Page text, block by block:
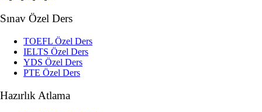
Sınav Özel Ders
TOEFL Özel Ders
IELTS Özel Ders
YDS Özel Ders
PTE Özel Ders
Hazırlık Atlama